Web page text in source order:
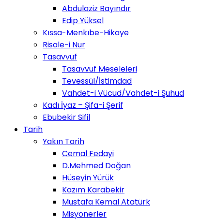
Abdulaziz Bayındır
Edip Yüksel
Kıssa-Menkıbe-Hikaye
Risale-i Nur
Tasavvuf
Tasavvuf Meseleleri
Tevessül/İstimdad
Vahdet-i Vücud/Vahdet-i Şuhud
Kadı İyaz – Şifa-i Şerif
Ebubekir Sifil
Tarih
Yakın Tarih
Cemal Fedayi
D.Mehmed Doğan
Hüseyin Yürük
Kazım Karabekir
Mustafa Kemal Atatürk
Misyonerler